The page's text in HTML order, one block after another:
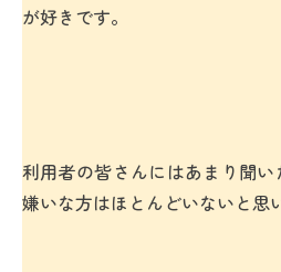
が好きです。
利用者の皆さんにはあまり聞
嫌いな方はほとんどいないと思